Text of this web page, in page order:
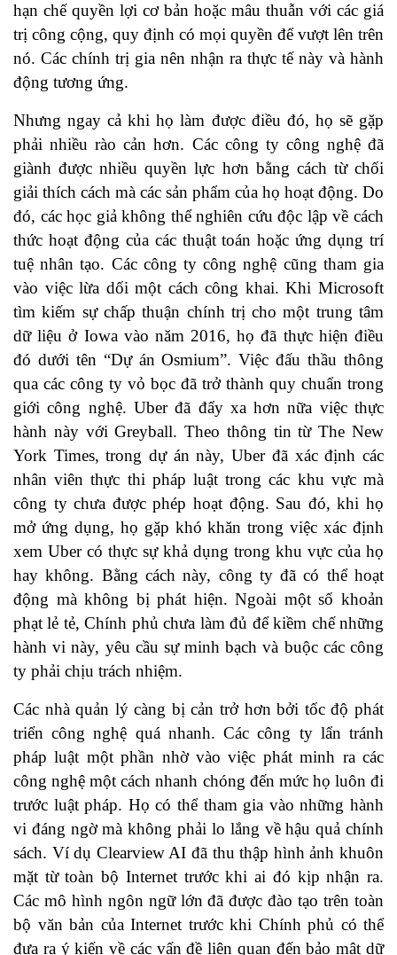
hạn chế quyền lợi cơ bản hoặc mâu thuẫn với các giá
trị công cộng, quy định có mọi quyền để vượt lên trên
nó. Các chính trị gia nên nhận ra thực tế này và hành
động tương ứng.
Nhưng ngay cả khi họ làm được điều đó, họ sẽ gặp
phải nhiều rào cản hơn. Các công ty công nghệ đã
giành được nhiều quyền lực hơn bằng cách từ chối
giải thích cách mà các sản phẩm của họ hoạt động. Do
đó, các học giả không thể nghiên cứu độc lập về cách
thức hoạt động của các thuật toán hoặc ứng dụng trí
tuệ nhân tạo. Các công ty công nghệ cũng tham gia
vào việc lừa dối một cách công khai. Khi Microsoft
tìm kiếm sự chấp thuận chính trị cho một trung tâm
dữ liệu ở Iowa vào năm 2016, họ đã thực hiện điều
đó dưới tên “Dự án Osmium”. Việc đấu thầu thông
qua các công ty vỏ bọc đã trở thành quy chuẩn trong
giới công nghệ. Uber đã đẩy xa hơn nữa việc thực
hành này với Greyball. Theo thông tin từ The New
York Times, trong dự án này, Uber đã xác định các
nhân viên thực thi pháp luật trong các khu vực mà
công ty chưa được phép hoạt động. Sau đó, khi họ
mở ứng dụng, họ gặp khó khăn trong việc xác định
xem Uber có thực sự khả dụng trong khu vực của họ
hay không. Bằng cách này, công ty đã có thể hoạt
động mà không bị phát hiện. Ngoài một số khoản
phạt lẻ tẻ, Chính phủ chưa làm đủ để kiềm chế những
hành vi này, yêu cầu sự minh bạch và buộc các công
ty phải chịu trách nhiệm.
Các nhà quản lý càng bị cản trở hơn bởi tốc độ phát
triển công nghệ quá nhanh. Các công ty lẩn tránh
pháp luật một phần nhờ vào việc phát minh ra các
công nghệ một cách nhanh chóng đến mức họ luôn đi
trước luật pháp. Họ có thể tham gia vào những hành
vi đáng ngờ mà không phải lo lắng về hậu quả chính
sách. Ví dụ Clearview AI đã thu thập hình ảnh khuôn
mặt từ toàn bộ Internet trước khi ai đó kịp nhận ra.
Các mô hình ngôn ngữ lớn đã được đào tạo trên toàn
bộ văn bản của Internet trước khi Chính phủ có thể
đưa ra ý kiến về các vấn đề liên quan đến bảo mật dữ